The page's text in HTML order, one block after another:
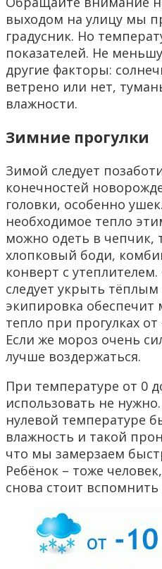
выходом на улицу мы
градусник. Но
показателей. Не
другие факторы:
ветрено или нет,
влажности.
Зимние прогулки
Зимой следует
конечностей
головки, особенно
необходимое тепло
можно одеть в чепчик,
хлопковый боди,
конверт с
следует укрыть
экипировка
тепло при прогулках от
Если же мороз очень
лучше воздержаться.
При температуре от 0
использовать не
нулевой температуре
влажность и такой
что мы замерзаем
Ребёнок – тоже
снова стоит